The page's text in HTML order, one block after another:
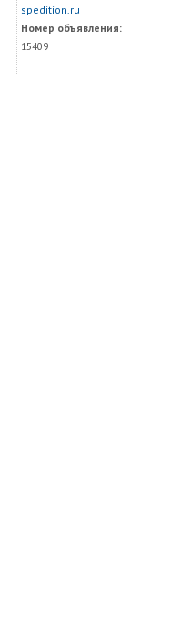
spedition.ru
Номер объявления:
15409